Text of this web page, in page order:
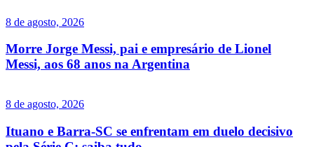
8 de agosto, 2026
Morre Jorge Messi, pai e empresário de Lionel
Messi, aos 68 anos na Argentina
8 de agosto, 2026
Ituano e Barra-SC se enfrentam em duelo decisivo